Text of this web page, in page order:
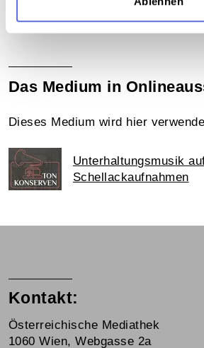
Sammlung Günther Schifter
Das Medium in
Dieses Medium wird hier
Unterhaltungsmusik
Schellackaufnahmen
Kontakt:
Österreichische Mediathek
1060 Wien, Webgasse 2a